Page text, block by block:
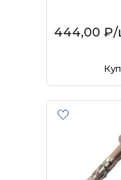
444,00 ₽/